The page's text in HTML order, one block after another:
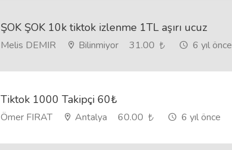
ŞOK ŞOK 10k tiktok izlenme 1TL aşırı ucuz
Melis DEMIR Bilinmiyor 31.00 6 yıl önce
Tiktok 1000 Takipçi 60₺
Ömer FIRAT Antalya 60.00 6 yıl önce